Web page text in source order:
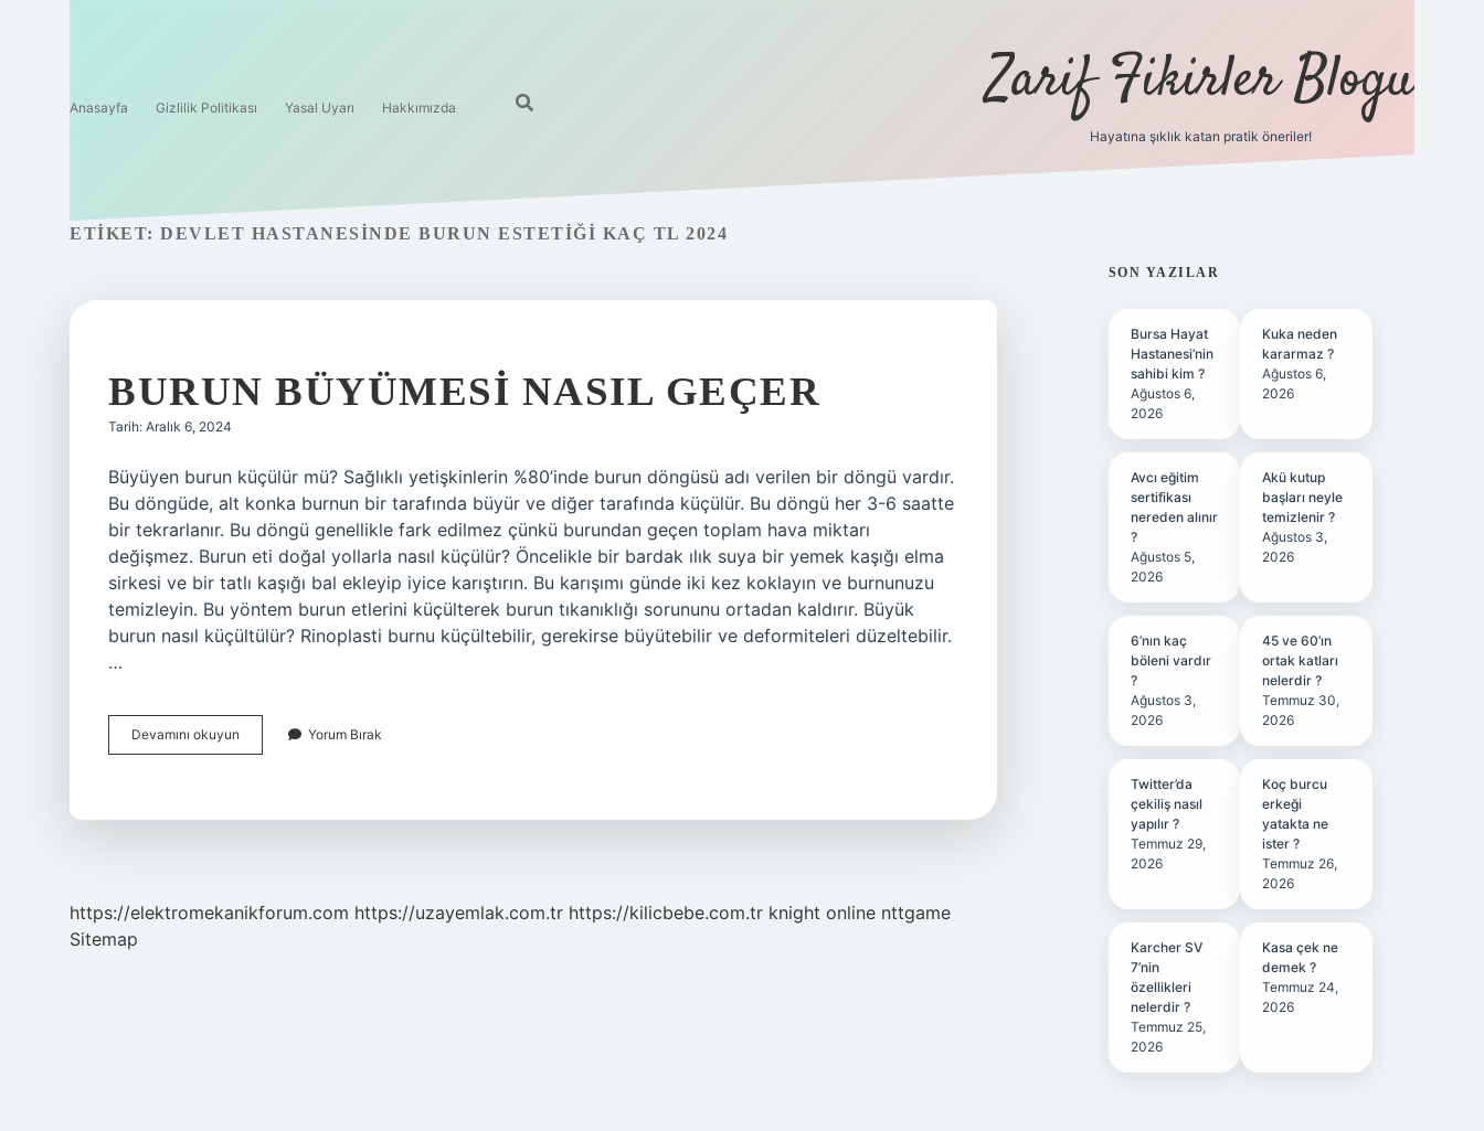
Anasayfa Gizlilik Politikası Yasal Uyarı Hakkımızda Zarif Fikirler Blogu
Hayatına şıklık katan pratik öneriler!
ETIKET: DEVLET HASTANESINDE BURUN ESTETIĞI KAÇ TL 2024
BURUN BÜYÜMESI NASIL GEÇER
Tarih: Aralık 6, 2024
Büyüyen burun küçülür mü? Sağlıklı yetişkinlerin %80’inde burun döngüsü adı verilen bir döngü vardır.
Bu döngüde, alt konka burnun bir tarafında büyür ve diğer tarafında küçülür. Bu döngü her 3-6 saatte
bir tekrarlanır. Bu döngü genellikle fark edilmez çünkü burundan geçen toplam hava miktarı
değişmez. Burun eti doğal yollarla nasıl küçülür? Öncelikle bir bardak ılık suya bir yemek kaşığı elma
sirkesi ve bir tatlı kaşığı bal ekleyip iyice karıştırın. Bu karışımı günde iki kez koklayın ve burnunuzu
temizleyin. Bu yöntem burun etlerini küçülterek burun tıkanıklığı sorununu ortadan kaldırır. Büyük
burun nasıl küçültülür? Rinoplasti burnu küçültebilir, gerekirse büyütebilir ve deformiteleri düzeltebilir.
…
Devamını okuyun
Büyümesi
Yorum Bırak
https://elektromekanikforum.com https://uzayemlak.com.tr https://kilicbebe.com.tr knight online nttgame
Sitemap
SIDEBAR
SON YAZILAR
Bursa Hayat
Hastanesi’nin
sahibi kim ?
Ağustos 6,
2026
Kuka neden
kararmaz ?
Ağustos 6,
2026
Avcı eğitim
sertifikası
nereden alınır
?
Ağustos 5,
2026
Akü kutup
başları neyle
temizlenir ?
Ağustos 3,
2026
6’nın kaç
böleni vardır
?
Ağustos 3,
2026
45 ve 60’ın
ortak katları
nelerdir ?
Temmuz 30,
2026
Twitter’da
çekiliş nasıl
yapılır ?
Temmuz 29,
2026
Koç burcu
erkeği
yatakta ne
ister ?
Temmuz 26,
2026
Karcher SV
7’nin
özellikleri
nelerdir ?
Temmuz 25,
2026
Kasa çek ne
demek ?
Temmuz 24,
2026